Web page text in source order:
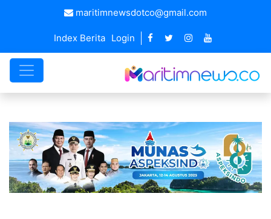
maritimnewsdotco@gmail.com
Index Berita Login